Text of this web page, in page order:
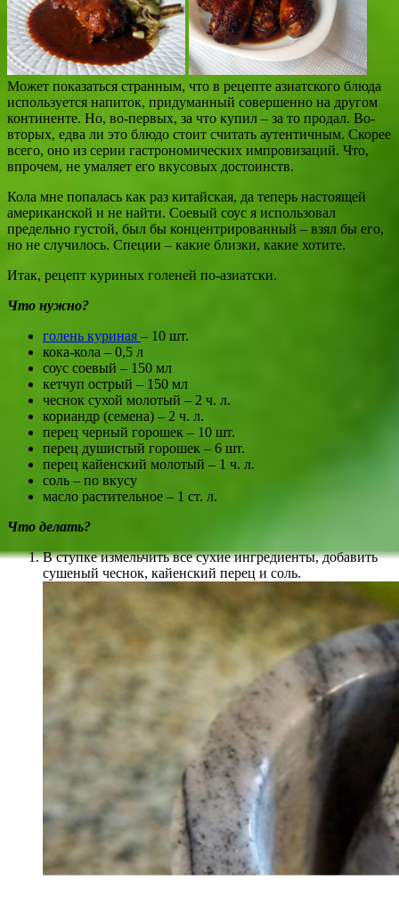
Может показаться странным, что в рецепте азиатского блюда
используется напиток, придуманный совершенно на другом
континенте. Но, во-первых, за что купил – за то продал. Во-
вторых, едва ли это блюдо стоит считать аутентичным. Скорее
всего, оно из серии гастрономических импровизаций. Что,
впрочем, не умаляет его вкусовых достоинств.
Кола мне попалась как раз китайская, да теперь настоящей
американской и не найти. Соевый соус я использовал
предельно густой, был бы концентрированный – взял бы его,
но не случилось. Специи – какие близки, какие хотите.
Итак, рецепт куриных голеней по-азиатски.
Что нужно?
голень куриная – 10 шт.
кока-кола – 0,5 л
соус соевый – 150 мл
кетчуп острый – 150 мл
чеснок сухой молотый – 2 ч. л.
кориандр (семена) – 2 ч. л.
перец черный горошек – 10 шт.
перец душистый горошек – 6 шт.
перец кайенский молотый – 1 ч. л.
соль – по вкусу
масло растительное – 1 ст. л.
Что делать?
В ступке измельчить все сухие ингредиенты, добавить
сушеный чеснок, кайенский перец и соль.